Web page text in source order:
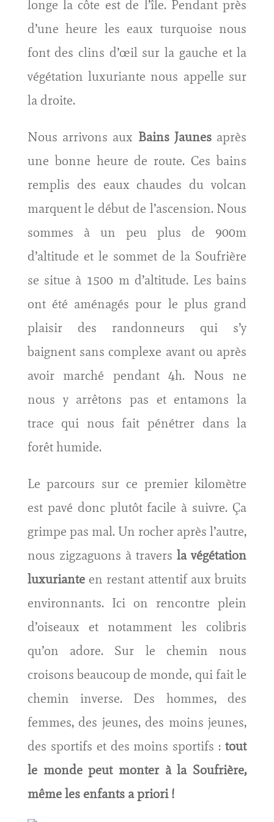
longe la côte est de l’île. Pendant près
d’une heure les eaux turquoise nous
font des clins d’œil sur la gauche et la
végétation luxuriante nous appelle sur
la droite.
Nous arrivons aux Bains Jaunesaprès
une bonne heure de route. Ces bains
remplis des eaux chaudes du volcan
marquent le début de l’ascension. Nous
sommes à un peu plus de 900m
d’altitude et le sommet de la Soufrière
se situe à 1500 m d’altitude. Les bains
ont été aménagés pour le plus grand
plaisir des randonneurs qui s’y
baignent sans complexe avant ou après
avoir marché pendant 4h. Nous ne
nous y arrêtons pas et entamons la
trace qui nous fait pénétrer dans la
forêt humide.
Le parcours sur ce premier kilomètre
est pavé donc plutôt facile à suivre. Ça
grimpe pas mal. Un rocher après l’autre,
nous zigzaguons à traversla végétation
luxurianteen restant attentif aux bruits
environnants. Ici on rencontre plein
d’oiseaux et notamment les colibris
qu’on adore. Sur le chemin nous
croisons beaucoup de monde, qui fait le
chemin inverse. Des hommes, des
femmes, des jeunes, des moins jeunes,
des sportifs et des moins sportifs :tout
le monde peut monter à la Soufrière,
même les enfants a priori !